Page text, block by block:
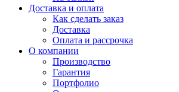
Доставка и оплата
Как сделать заказ
Доставка
Оплата и рассрочка
О компании
Производство
Гарантия
Портфолио